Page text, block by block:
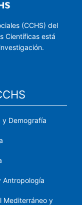
(CCHS) del
Científicas está
y Demografía
Antropología
Mediterráneo y